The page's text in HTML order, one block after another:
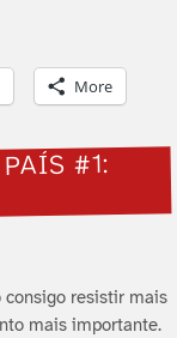
More
#1:
consigo resistir mais
mais importante.